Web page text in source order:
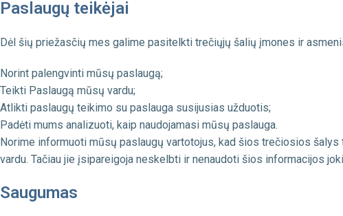
Paslaugų teikėjai
Dėl šių priežasčių mes galime pasitelkti trečiųjų šalių įmones ir
Norint palengvinti mūsų paslaugą;
Teikti Paslaugą mūsų vardu;
Atlikti paslaugų teikimo su paslauga susijusias užduotis;
Padėti mums analizuoti, kaip naudojamasi mūsų paslauga.
Norime informuoti mūsų paslaugų vartotojus, kad šios trečiosios
vardu. Tačiau jie įsipareigoja neskelbti ir nenaudoti šios informacijos
Saugumas